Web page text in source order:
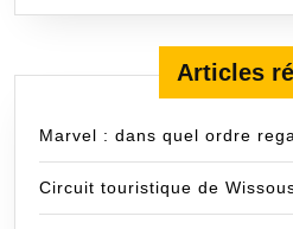
Articles
Marvel : dans quel ordre
Circuit touristique de